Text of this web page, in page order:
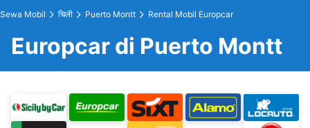
Sewa Mobil चिली Puerto Montt Rental Mobil Europcar
Europcar di Puerto Montt